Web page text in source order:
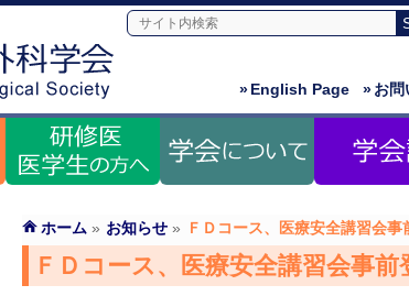
»お問
»English Page
ホーム » お知らせ » ＦＤコース、医療安全講習会事
ＦＤコース、医療安全講習会事